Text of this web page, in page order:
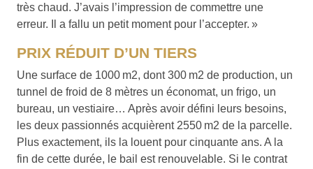
très chaud. J’avais l’impression de commettre une
erreur. Il a fallu un petit moment pour l’accepter. »
PRIX RÉDUIT D’UN TIERS
Une surface de 1000 m2, dont 300 m2 de production, un
tunnel de froid de 8 mètres un économat, un frigo, un
bureau, un vestiaire… Après avoir défini leurs besoins,
les deux passionnés acquièrent 2550 m2 de la parcelle.
Plus exactement, ils la louent pour cinquante ans. A la
fin de cette durée, le bail est renouvelable. Si le contrat